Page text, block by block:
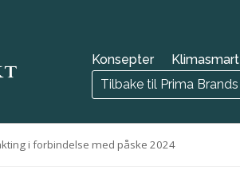
Konsepter Klimasmart
Tilbake til Prima Brands
i forbindelse med påske 2024